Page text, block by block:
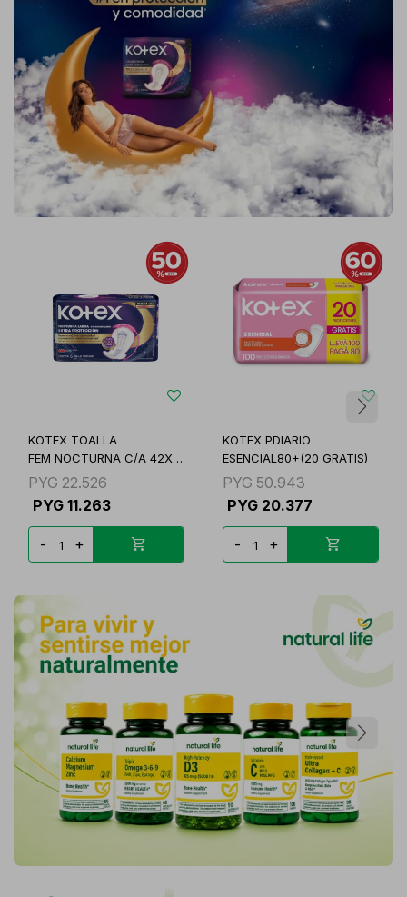
KOTEX TOALLA
FEM NOCTURNA C/A 42X6
3D
PYG 22.526
PYG 11.263
- +
KOTEX PDIARIO
ESENCIAL80+(20 GRATIS)
PYG 50.943
PYG 20.377
- +